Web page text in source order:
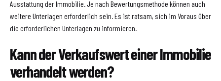
Ausstattung der Immobilie. Je nach Bewertungsmethode können auch
weitere Unterlagen erforderlich sein. Es ist ratsam, sich im Voraus über
die erforderlichen Unterlagen zu informieren.
Kann der Verkaufswert einer Immobilie
verhandelt werden?